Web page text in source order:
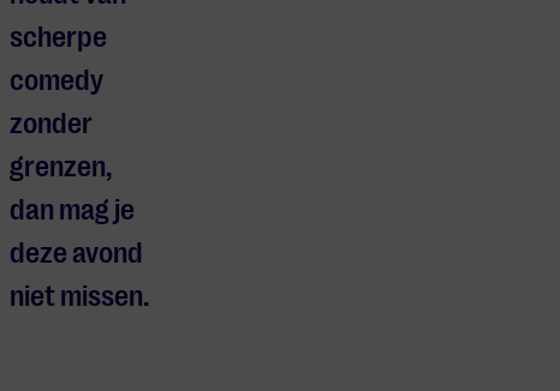
scherpe
comedy
zonder
grenzen,
dan mag je
deze avond
niet missen.